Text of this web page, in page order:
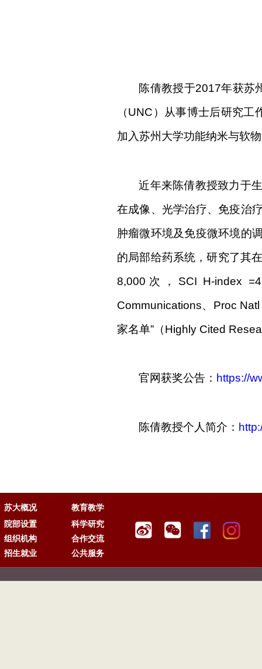
陈倩教授于2017年获苏
（UNC ）从事博士后研究工
加入苏州大学功能纳米与软
近年来陈倩教授致力于
在成像、光学治疗、免疫治
肿瘤微环境及免疫微环境的
的局部给药系统，研究了其
8,000 次， SCI H-index
Communications、 Proc
家名单”（Highly Cited
官网获奖公告： https://
陈倩教授个人简介：
苏大概况
教育教学
院部设置
科学研究
组织机构
合作交流
招生就业
公共服务